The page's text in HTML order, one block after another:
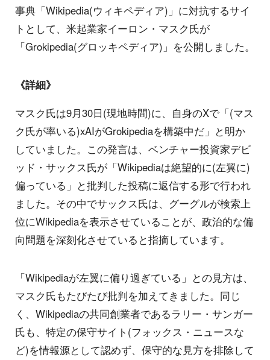
事典「Wikipedia(ウィキペディア)」に対抗するサイ
トとして、米起業家イーロン・マスク氏が
「Grokipedia(グロッキペディア)」を公開しました。
《詳細》
マスク氏は9月30日(現地時間)に、自身のXで「(マス
ク氏が率いる)xAIがGrokipediaを構築中だ」と明か
していました。この発言は、ベンチャー投資家デビ
ッド・サックス氏が「Wikipediaは絶望的に(左翼に)
偏っている」と批判した投稿に返信する形で行われ
ました。その中でサックス氏は、グーグルが検索上
位にWikipediaを表示させていることが、政治的な偏
向問題を深刻化させていると指摘しています。
「Wikipediaが左翼に偏り過ぎている」との見方は、
マスク氏もたびたび批判を加えてきました。同じ
く、Wikipediaの共同創業者であるラリー・サンガー
氏も、特定の保守サイト(フォックス・ニュースな
ど)を情報源として認めず、保守的な見方を排除して